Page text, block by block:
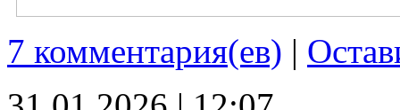
7 комментария(ев) |